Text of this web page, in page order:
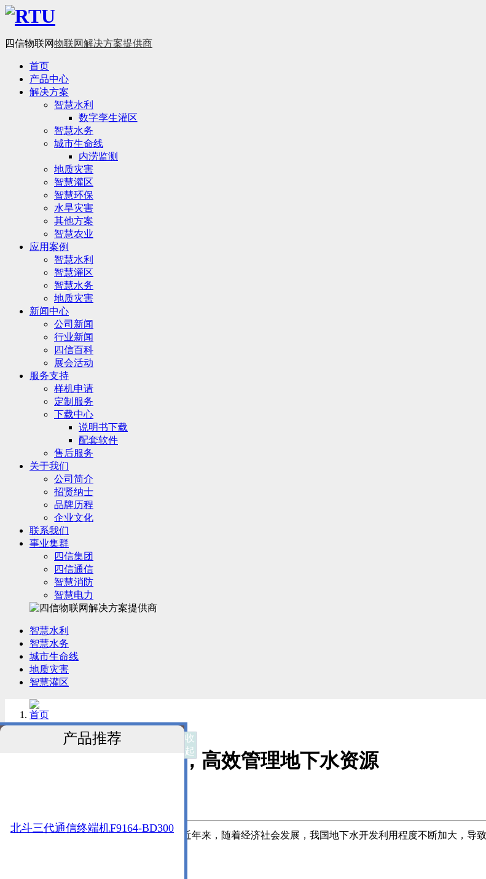
四信物联网物联网解决方案提供商
首页
产品中心
解决方案
智慧水利
数字孪生灌区
智慧水务
城市生命线
内涝监测
地质灾害
智慧灌区
智慧环保
水旱灾害
其他方案
智慧农业
应用案例
智慧水利
智慧灌区
智慧水务
地质灾害
新闻中心
公司新闻
行业新闻
四信百科
展会活动
服务支持
样机申请
定制服务
下载中心
说明书下载
配套软件
售后服务
关于我们
公司简介
招贤纳士
品牌历程
企业文化
联系我们
事业集群
四信集团
四信通信
智慧消防
智慧电力
智慧水利
智慧水务
城市生命线
地质灾害
智慧灌区
收
起
产品推荐
北斗三代通信终端机F9164-BD300
首页
—解决方案>智慧水务>
四信地下水监测方案，高效管理地下水资源
地下水作为水资源的重要组成部分，近年来，随着经济社会发展，我国地下水开发利用程度不断加大，导